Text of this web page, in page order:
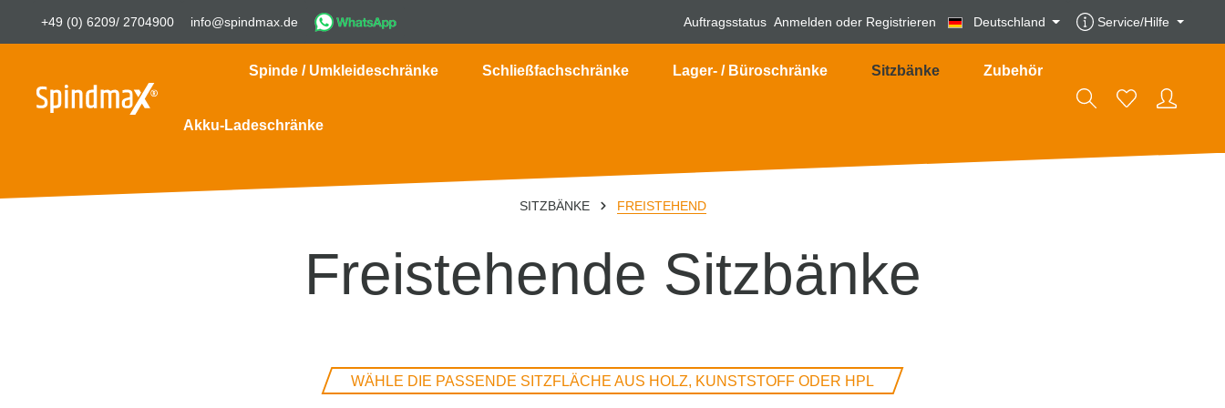
+49 (0) 6209/ 2704900 info@spindmax.de Auftragsstatus Anmelden oder Registrieren Deutschland Service/Hilfe
Spinde / Umkleideschränke Schließfachschränke Lager- / Büroschränke Sitzbänke Zubehör
Akku-Ladeschränke
SITZBÄNKE FREISTEHEND
Freistehende Sitzbänke
WÄHLE DIE PASSENDE SITZFLÄCHE AUS HOLZ, KUNSTSTOFF ODER HPL